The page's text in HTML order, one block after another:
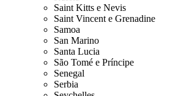
Saint Kitts e Nevis
Saint Vincent e Grenadine
Samoa
San Marino
Santa Lucia
São Tomé e Príncipe
Senegal
Serbia